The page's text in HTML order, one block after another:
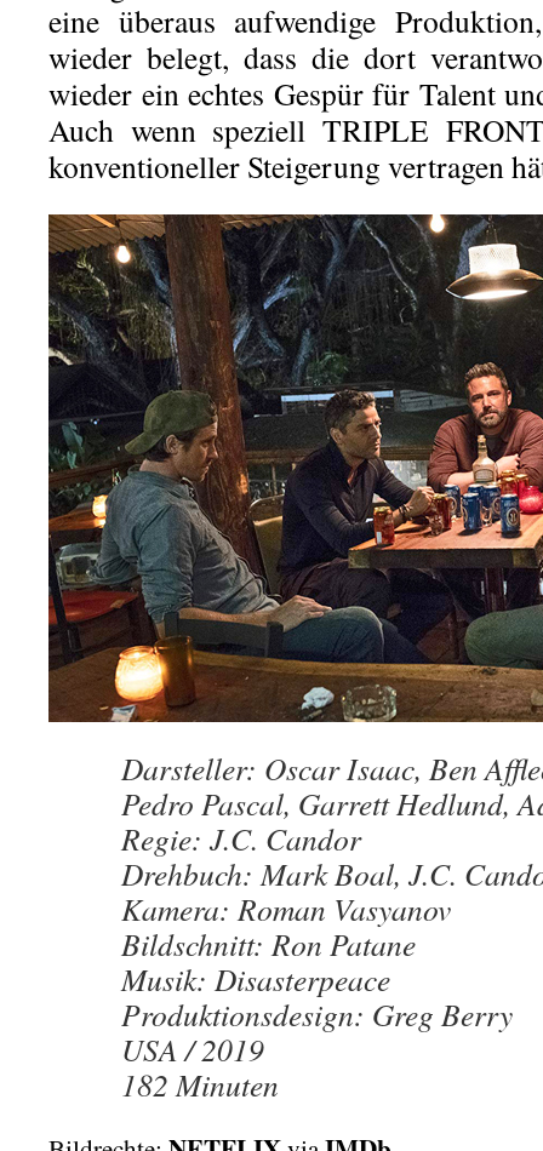
eine überaus aufwendige
wieder belegt, dass die dort
wieder ein echtes Gespür für Talent
Auch wenn speziell TRIPLE
konventioneller Steigerung vertragen
Darsteller: Oscar Isaac, Ben
Pedro Pascal, Garrett Hedlund,
Regie: J.C. Candor
Drehbuch: Mark Boal, J.C.
Kamera: Roman Vasyanov
Bildschnitt: Ron Patane
Musik: Disasterpeace
Produktionsdesign: Greg Berry
USA / 2019
182 Minuten